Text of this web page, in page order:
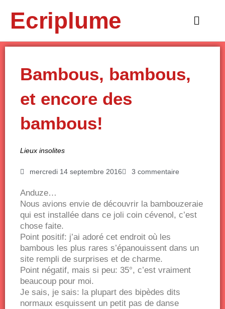
contenuEcriplume
Main
Bambous, bambous,
et encore des
bambous!
Lieux insolites
mercredi 14 septembre 2016 3 commentaire
Anduze…
Nous avions envie de découvrir la bambouzeraie
qui est installée dans ce joli coin cévenol, c’est
chose faite.
Point positif: j’ai adoré cet endroit où les
bambous les plus rares s’épanouissent dans un
site rempli de surprises et de charme.
Point négatif, mais si peu: 35°, c’est vraiment
beaucoup pour moi.
Je sais, je sais: la plupart des bipèdes dits
normaux esquissent un petit pas de danse